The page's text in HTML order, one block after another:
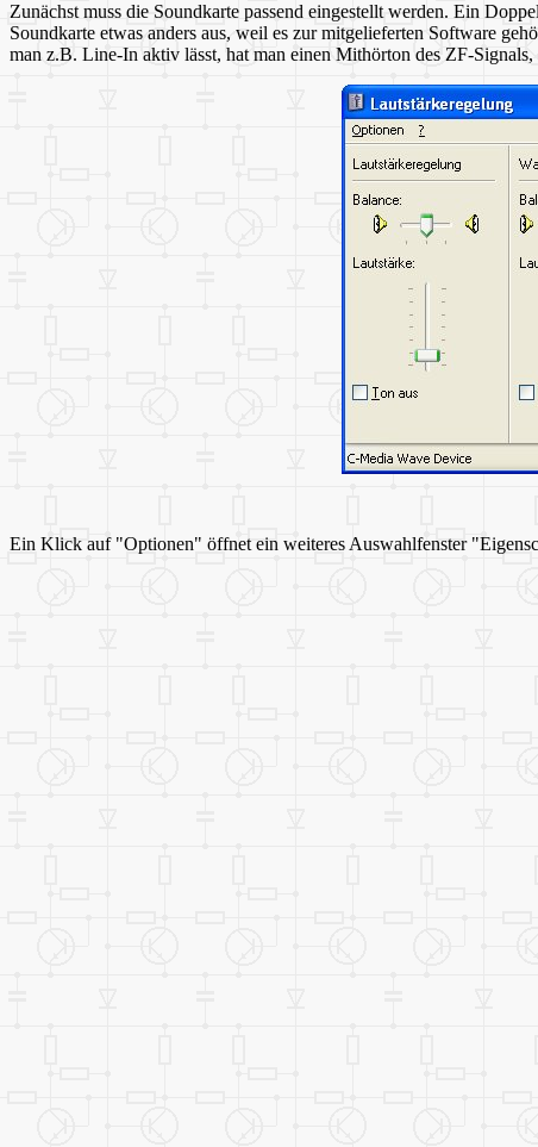
Zunächst muss die Soundkarte passend eingestellt werden. Ein
Soundkarte etwas anders aus, weil es zur mitgelieferten Software
man z.B. Line-In aktiv lässt, hat man einen Mithörton des ZF-
Ein Klick auf "Optionen" öffnet ein weiteres Auswahlfenster